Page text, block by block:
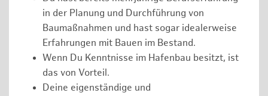
in der Planung und Durchführung von
Baumaßnahmen und hast sogar idealerweise
Erfahrungen mit Bauen im Bestand.
Wenn Du Kenntnisse im Hafenbau besitzt, ist
das von Vorteil.
Deine eigenständige und